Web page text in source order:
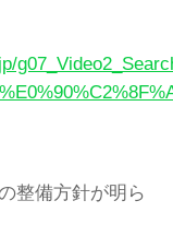
整備方針が明ら